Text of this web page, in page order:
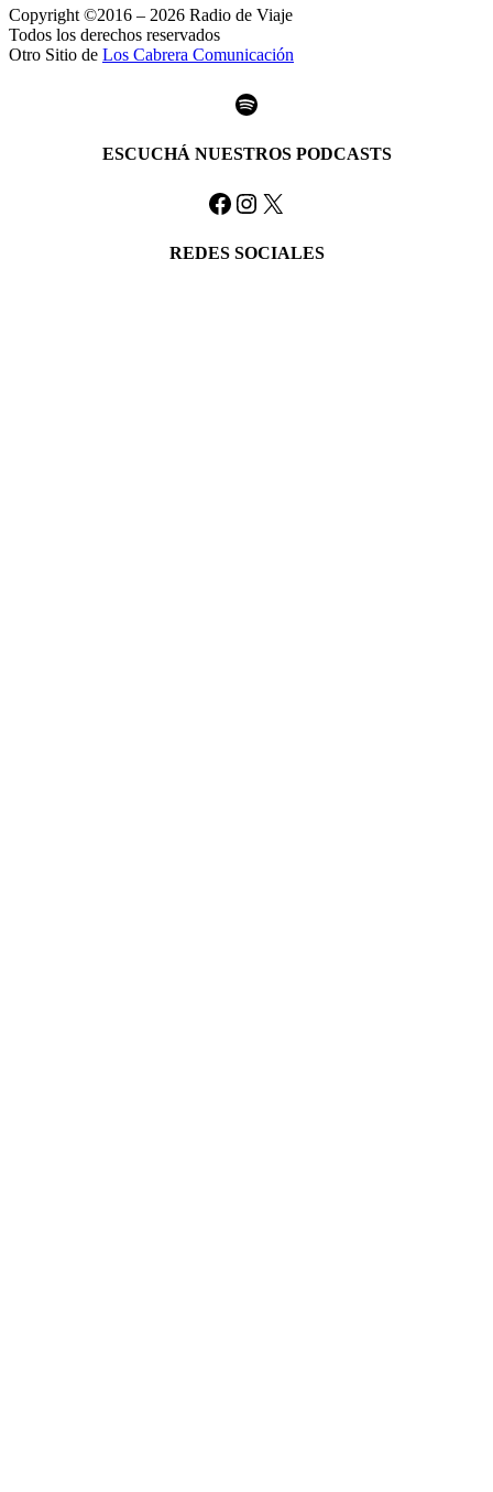
Copyright ©2016 – 2026 Radio de Viaje
Todos los derechos reservados
Otro Sitio de Los Cabrera Comunicación
Spotify
ESCUCHÁ NUESTROS PODCASTS
Facebook
Instagram
X
REDES SOCIALES